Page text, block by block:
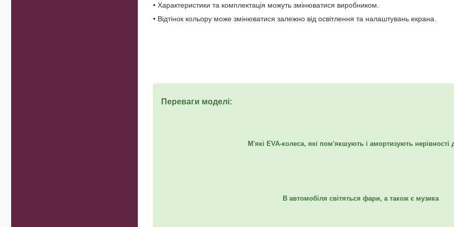
• Характеристики та комплектація можуть змінюватися виробником.
• Відтінок кольору може змінюватися залежно від освітлення та налаштувань екрана.
Переваги моделі:
М'які EVA-колеса, які пом'якшують і амортизують нерівності
В автомобіля світяться фари, а також є музика